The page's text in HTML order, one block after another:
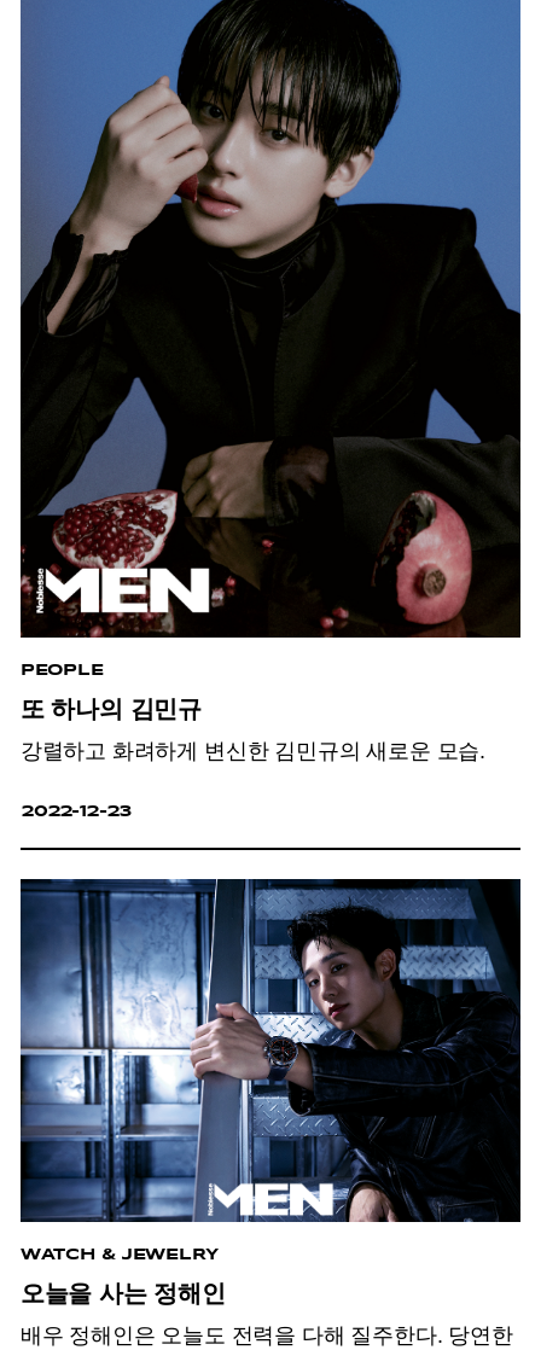
PEOPLE
또 하나의 김민규
강렬하고 화려하게 변신한 김민규의 새로운 모습.
2022-12-23
WATCH & JEWELRY
오늘을 사는 정해인
배우 정해인은 오늘도 전력을 다해 질주한다. 당연한